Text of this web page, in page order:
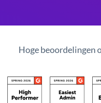
Hoge beoordelingen